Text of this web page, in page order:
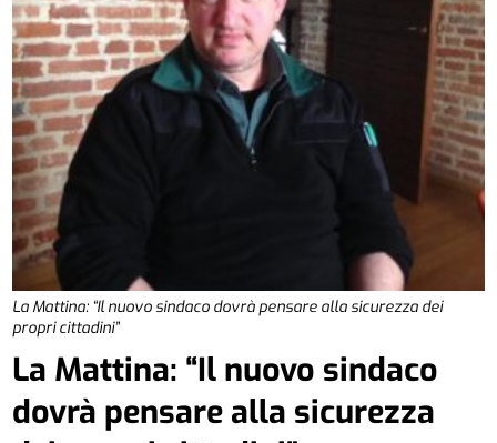
La Mattina: “Il nuovo sindaco dovrà pensare alla sicurezza dei
propri cittadini”
La Mattina: “Il nuovo sindaco
dovrà pensare alla sicurezza